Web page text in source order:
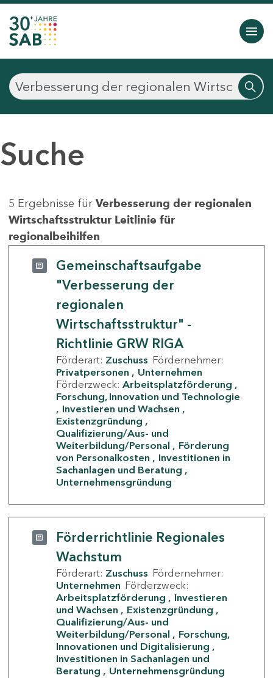
Suche
5 Ergebnisse für Verbesserung der regionalen
Wirtschaftsstruktur Leitlinie für
regionalbeihilfen
Gemeinschaftsaufgabe
"Verbesserung der
regionalen
Wirtschaftsstruktur" -
Richtlinie GRW RIGA
Förderart: Zuschuss Fördernehmer:
Privatpersonen
Unternehmen
Förderzweck: Arbeitsplatzförderung
Forschung, Innovation und Technologie
Investieren und Wachsen
Existenzgründung
Qualifizierung/Aus- und
Weiterbildung/Personal
Förderung
von Personalkosten
Investitionen in
Sachanlagen und Beratung
Unternehmensgründung
Förderrichtlinie Regionales
Wachstum
Förderart: Zuschuss Fördernehmer:
Unternehmen Förderzweck:
Arbeitsplatzförderung
Investieren
und Wachsen
Existenzgründung
Qualifizierung/Aus- und
Weiterbildung/Personal
Forschung,
Innovationen und Digitalisierung
Investitionen in Sachanlagen und
Beratung
Unternehmensgründung